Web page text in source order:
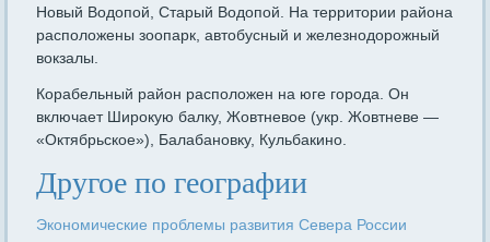
Новый Водопой, Старый Водопой. На территории района
расположены зоопарк, автобусный и железнодорожный
вокзалы.
Корабельный район расположен на юге города. Он
включает Широкую балку, Жовтневое (укр. Жовтневе —
«Октябрьское»), Балабановку, Кульбакино.
Другое по географии
Экономические проблемы развития Севера России